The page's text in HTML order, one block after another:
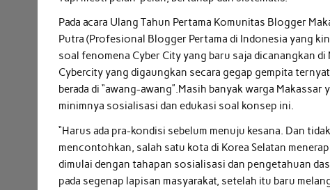
Pada acara Ulang Tahun Pertama Komunitas Blogger
Putra (Profesional Blogger Pertama di Indonesia yang
soal fenomena Cyber City yang baru saja dicanangkan
Cybercity yang digaungkan secara gegap gempita
berada di “awang-awang”.Masih banyak warga
minimnya sosialisasi dan edukasi soal konsep ini.
“Harus ada pra-kondisi sebelum menuju kesana. Dan
mencontohkan, salah satu kota di Korea Selatan
dimulai dengan tahapan sosialisasi dan pengetahuan
pada segenap lapisan masyarakat, setelah itu baru